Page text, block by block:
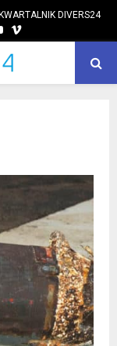
DIVERS24
YOUTUBE
VIMEO